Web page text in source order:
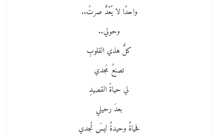
واحدًا لا يُعّدُّ صرتُ..
وحولي..
كلُّ هذي القلوبِ
تصنعُ مَجدي
لي حياةُ القصيدِ
بعدَ رحيلي
فحياةٌ وحيدةٌ ليسَ تُجدي